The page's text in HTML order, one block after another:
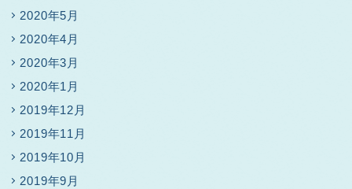
2020年5月
2020年4月
2020年3月
2020年1月
2019年12月
2019年11月
2019年10月
2019年9月